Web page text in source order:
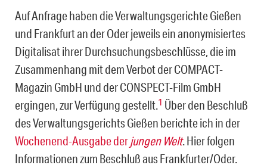
Auf Anfrage haben die Verwaltungsgerichte Gießen
und Frankfurt an der Oder jeweils ein anonymisiertes
Digitalisat ihrer Durchsuchungsbeschlüsse, die im
Zusammenhang mit dem Verbot der COMPACT-
Magazin GmbH und der CONSPECT-Film GmbH
ergingen, zur Verfügung gestellt.1 Über den Beschluß
des Verwaltungsgerichts Gießen berichte ich in der
Wochenend-Ausgabe derjungen Welt. Hier folgen
Informationen zum Beschluß aus Frankfurter/Oder.